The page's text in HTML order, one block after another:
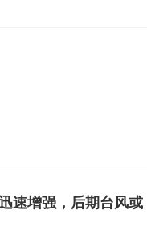
速增强，后期台风或